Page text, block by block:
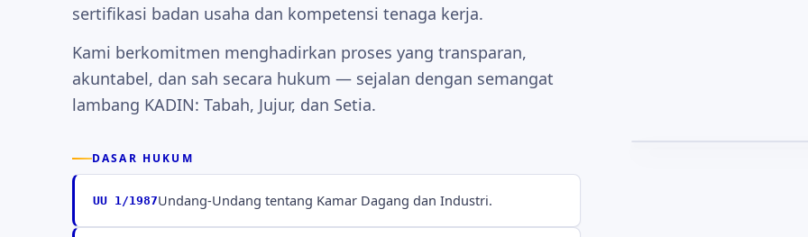
sertifikasi badan usaha dan kompetensi tenaga kerja.
Kami berkomitmen menghadirkan proses yang transparan,
akuntabel, dan sah secara hukum — sejalan dengan semangat
lambang KADIN: Tabah, Jujur, dan Setia.
DASAR HUKUM
UU 1/1987Undang-Undang tentang Kamar Dagang dan Industri.